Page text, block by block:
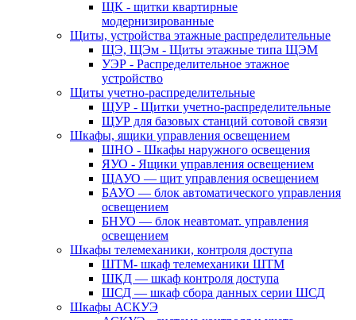
ЩК - щитки квартирные
модернизированные
Щиты, устройства этажные распределительные
ЩЭ, ЩЭм - Щиты этажные типа ЩЭМ
УЭР - Распределительное этажное
устройство
Щиты учетно-распределительные
ЩУР - Щитки учетно-распределительные
ЩУР для базовых станций сотовой связи
Шкафы, ящики управления освещением
ШНО - Шкафы наружного освещения
ЯУО - Ящики управления освещением
ЩАУО — щит управления освещением
БАУО — блок автоматического управления
освещением
БНУО — блок неавтомат. управления
освещением
Шкафы телемеханики, контроля доступа
ШТМ- шкаф телемеханики ШТМ
ШКД — шкаф контроля доступа
ШСД — шкаф сбора данных серии ШСД
Шкафы АСКУЭ